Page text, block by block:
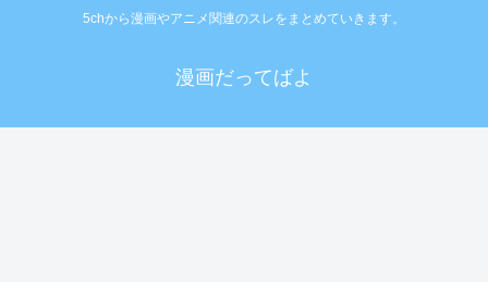
5chから漫画やアニメ関連のスレをまとめていきます。
漫画だってばよ